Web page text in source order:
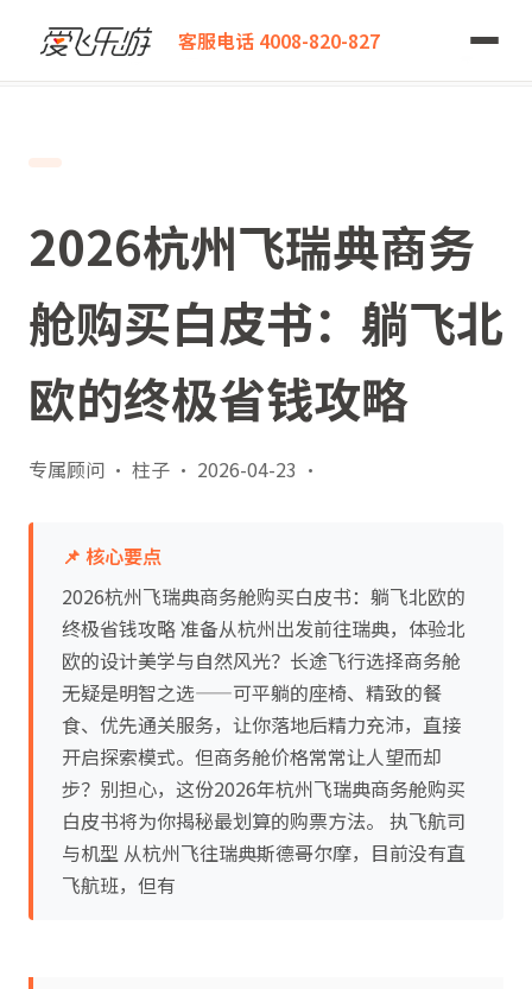
客服电话 4008-820-827
爱飞乐游
2026杭州飞瑞典商务舱购买白皮书：躺飞北欧的终极省钱攻略
2026杭州飞瑞典商务
舱购买白皮书：躺飞北
欧的终极省钱攻略
专属顾问 · 柱子 · 2026-04-23 ·
📌 核心要点
2026杭州飞瑞典商务舱购买白皮书：躺飞北欧的
终极省钱攻略 准备从杭州出发前往瑞典，体验北
欧的设计美学与自然风光？长途飞行选择商务舱
无疑是明智之选——可平躺的座椅、精致的餐
食、优先通关服务，让你落地后精力充沛，直接
开启探索模式。但商务舱价格常常让人望而却
步？别担心，这份2026年杭州飞瑞典商务舱购买
白皮书将为你揭秘最划算的购票方法。 执飞航司
与机型 从杭州飞往瑞典斯德哥尔摩，目前没有直
飞航班，但有